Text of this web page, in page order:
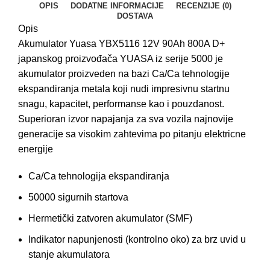
OPIS DODATNE INFORMACIJE
RECENZIJE (0)
DOSTAVA
Opis
Akumulator Yuasa YBX5116 12V 90Ah 800A D+
japanskog proizvođača YUASA iz serije 5000 je
akumulator proizveden na bazi Ca/Ca tehnologije
ekspandiranja metala koji nudi impresivnu startnu
snagu, kapacitet, performanse kao i pouzdanost.
Superioran izvor napajanja za sva vozila najnovije
generacije sa visokim zahtevima po pitanju elektricne
energije
Ca/Ca tehnologija ekspandiranja
50000 sigurnih startova
Hermetički zatvoren akumulator (SMF)
Indikator napunjenosti (kontrolno oko) za brz uvid u
stanje akumulatora